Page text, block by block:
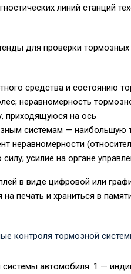
линий станций
для проверки
средства и состоянию
неравномерность
приходящуюся на ось
системам — наибольшую
неравномерности
усилие на органе
в виде цифровой или
печать и храниться в
автомобиля: 1 —